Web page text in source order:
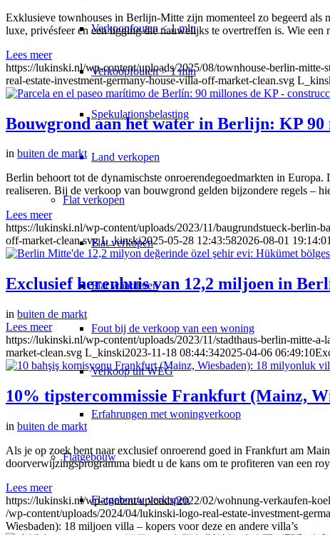
Verkoopfouten < 1 mln
Verkoopfouten > 1 mln
Spekulationsbelasting
Land verkopen
Flat verkopen
Flat verkopen
Flat waarderen
Fout bij de verkoop van een woning
Verkoop uit WEG
Erfahrungen met woningverkoop
Flatgebouw
Flatgebouw verkopen
Exklusieve townhouses in Berlijn-Mitte zijn momenteel zo begeerd als
luxe, privésfeer en een ligging die nauwelijks te overtreffen is. Wie
Lees meer
https://lukinski.nl/wp-content/uploads/2025/08/townhouse-berlin-
real-estate-investment-germany-house-villa-off-market-clean.svg
Bouwgrond aan het water in Berlijn: KP
in buiten de markt
Berlin behoort tot de dynamischste onroerendegoedmarkten in
realiseren. Bij de verkoop van bouwgrond gelden bijzondere regels –
Lees meer
https://lukinski.nl/wp-content/uploads/2023/11/baugrundstueck-berlin-
off-market-clean.svg L_kinski2025-05-28 12:43:582026-08-01
Exclusief herenhuis van 12,2 miljoen in
in buiten de markt
Lees meer
https://lukinski.nl/wp-content/uploads/2023/11/stadthaus-berlin-mitte-a-
market-clean.svg L_kinski2023-11-18 08:44:342025-04-06 06:49:10
10% tipstercommissie Frankfurt (Mainz,
in buiten de markt
Als je op zoek bent naar exclusief onroerend goed in Frankfurt am
doorverwijzingsprogramma biedt u de kans om te profiteren van een
Lees meer
https://lukinski.nl/wp-content/uploads/2022/02/wohnung-verkaufen-
/wp-content/uploads/2024/04/lukinski-logo-real-estate-investment-
Wiesbaden): 18 miljoen villa – kopers voor deze en andere villa’s